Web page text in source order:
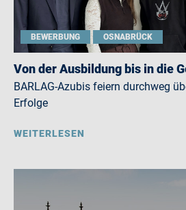
BEWERBUNG OSNABRÜCK
Von der Ausbildung bis in die
BARLAG-Azubis feiern durchweg
Erfolge
WEITERLESEN